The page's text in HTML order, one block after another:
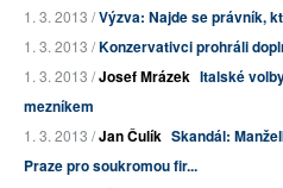
1. 3. 2013 /Výzva: Najde se právník,
1. 3. 2013 /Konzervativci prohráli
1. 3. 2013 /Josef Mrázek Italské
mezníkem
1. 3. 2013 /Jan Čulík Skandál:
Praze pro soukromou fir...